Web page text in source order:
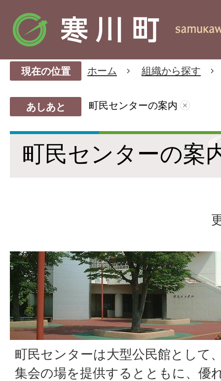
現在の位置 ホーム 組織から探す
あしあと 町民センターの案内
町民センターの案
町民センターは大型公民館として
集会の場を提供するとともに、優